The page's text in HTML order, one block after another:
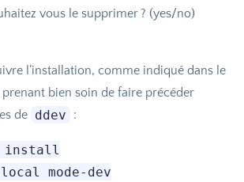
vous le supprimer ? (yes/no)
l’installation, comme indiqué dans le
prenant bien soin de faire précéder
de ddev :
install
mode-dev